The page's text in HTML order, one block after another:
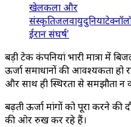
खेलकला और
संस्कृतिजलवायुदुनिया
ईरान संघर्ष'
बड़ी टेक कंपनियां भारी मात्रा में
ऊर्जा समाधानों की आवश्यकता हो
और साथ ही स्थिरता से समझौता न
बढ़ती ऊर्जा मांगों को पूरा करने
की ओर रुख कर रहे हैं।